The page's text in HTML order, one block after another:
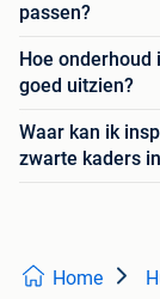
passen?
Hoe
goed uitzien?
Waar kan ik
zwarte kaders
Home